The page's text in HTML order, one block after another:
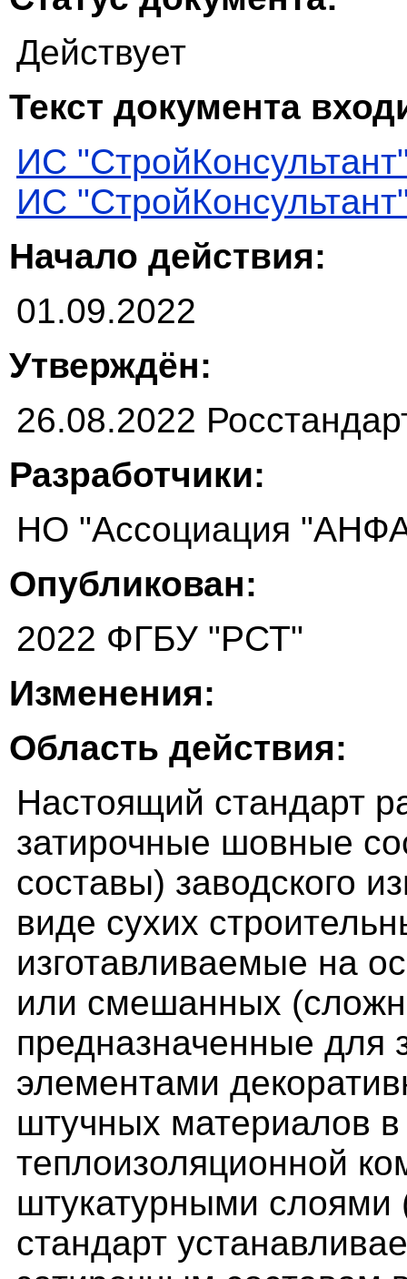
Действует
Текст документа
ИС
ИС
Начало действия:
01.09.2022
Утверждён:
26.08.2022
Разработчики:
НО "Ассоциация
Опубликован:
2022 ФГБУ "РСТ"
Изменения:
Область действия:
Настоящий стандарт
затирочные шовные
составы) заводского
виде сухих
изготавливаемые на
или смешанных
предназначенные для
элементами
штучных материалов
теплоизоляционной
штукатурными
стандарт